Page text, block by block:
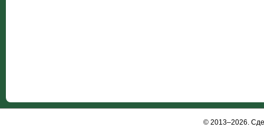
© 2013–2026.